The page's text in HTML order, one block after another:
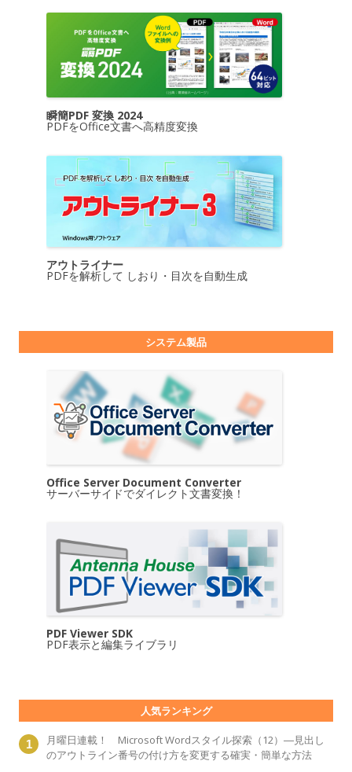
瞬簡PDF 変換 2024
PDFをOffice文書へ高精度変換
アウトライナー
PDFを解析して しおり・目次を自動生成
システム製品
Office Server Document Converter
サーバーサイドでダイレクト文書変換！
PDF Viewer SDK
PDF表示と編集ライブラリ
人気ランキング
月曜日連載！ Microsoft Wordスタイル探索（12）―見出し
のアウトライン番号の付け方を変更する確実・簡単な方法